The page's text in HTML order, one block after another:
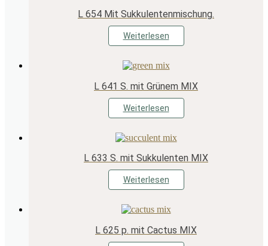
L 654 Mit Sukkulentenmischung.
Weiterlesen
L 641 S. mit Grünem MIX
Weiterlesen
L 633 S. mit Sukkulenten MIX
Weiterlesen
L 625 p. mit Cactus MIX